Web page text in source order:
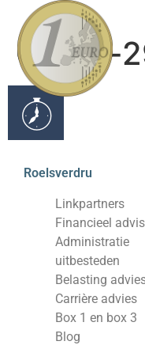
Group-
Roelsverdru
Linkpartners
Financieel
Administratie
uitbesteden
Belasting
Carrière advies
Box 1 en box 3
Blog